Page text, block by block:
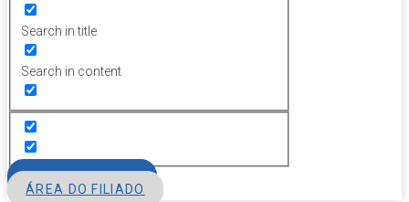
Search in title
Search in content
ÁREA DO FILIADO